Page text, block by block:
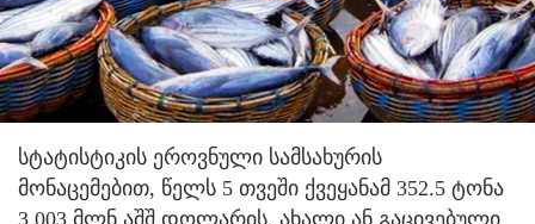
სტატისტიკის ეროვნული სამსახურის
მონაცემებით, წელს 5 თვეში ქვეყანამ 352.5 ტონა